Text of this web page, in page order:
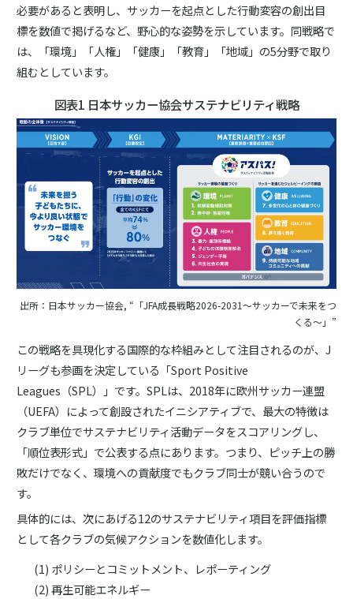
必要があると表明し、サッカーを起点とした行動変容の創出目
標を数値で掲げるなど、野心的な姿勢を示しています。同戦略で
は、「環境」「人権」「健康」「教育」「地域」の5分野で取り
組むとしています。
図表1 日本サッカー協会サステナビリティ戦略
出所：日本サッカー協会, “「JFA成長戦略2026-2031～サッカーで未来をつ
くる～」”
この戦略を具現化する国際的な枠組みとして注目されるのが、J
リーグも参画を決定している「Sport Positive
Leagues（SPL）」です。SPLは、2018年に欧州サッカー連盟
（UEFA）によって創設されたイニシアティブで、最大の特徴は
クラブ単位でサステナビリティ活動データをスコアリングし、
「順位表形式」で公表する点にあります。つまり、ピッチ上の勝
敗だけでなく、環境への貢献度でもクラブ同士が競い合うので
す。
具体的には、次にあげる12のサステナビリティ項目を評価指標
として各クラブの気候アクションを数値化します。
ポリシーとコミットメント、レポーティング
再生可能エネルギー